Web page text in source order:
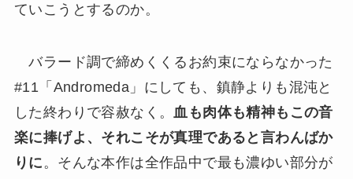
ていこうとするのか。
バラード調で締めくくるお約束にならなかった
#11「Andromeda」にしても、鎮静よりも混沌と
した終わりで容赦なく。血も肉体も精神もこの音
楽に捧げよ、それこそが真理であると言わんばか
りに。そんな本作は全作品中で最も濃ゆい部分が